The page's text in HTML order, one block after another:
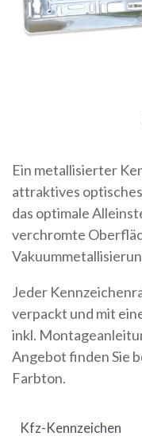
Ein metallisierter
attraktives
das optimale
verchromte
Jeder
verpackt und mit
inkl.
Angebot finden Sie
Farbton.
Kfz-Kennzeichen